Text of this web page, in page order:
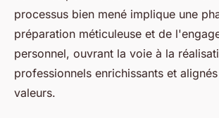
processus bien mené implique une
préparation méticuleuse et de
personnel, ouvrant la voie à la
professionnels enrichissants et
valeurs.